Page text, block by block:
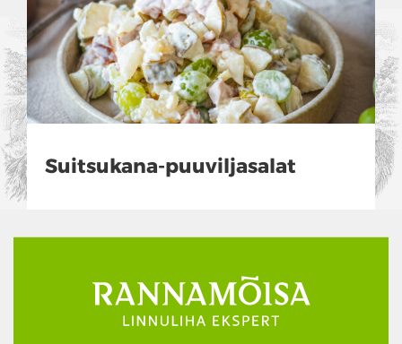
Suitsukana-puuviljasalat